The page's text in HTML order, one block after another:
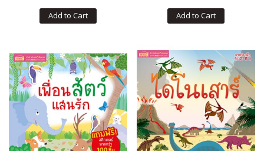
Add to Cart Add to Cart